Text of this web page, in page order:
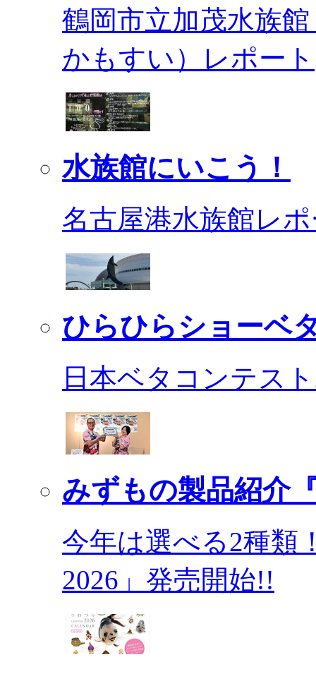
鶴岡市立加茂水族
かもすい）レポート
水族館にいこう！
名古屋港水族館レ
ひらひらショーベ
日本ベタコンテス
みずもの製品紹介
今年は選べる2種類
2026」発売開始!!